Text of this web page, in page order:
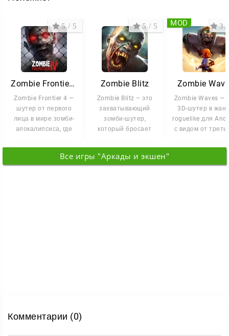
Кто знает, какой зомби поджидает за следующим
углом? Заряжайте оружие, шагайте вперёд и
докажите, что выжить здесь — вполне реально.
Zombie Frontier 4
Zombie Frontier 4 —
шутер от первого
лица в мире зомби-
апокалипсиса, где
от
5 / 5
Zombie Blitz
Zombie Blitz – это
захватывающий
зомби-шутер,
который бросает
скорости реакции,
5 / 5
Zombie
Zombie Waves —
3D-шутер в
roguelike для
с видом от
MOD
Все игры "Аркады и экшен"
Комментарии (0)